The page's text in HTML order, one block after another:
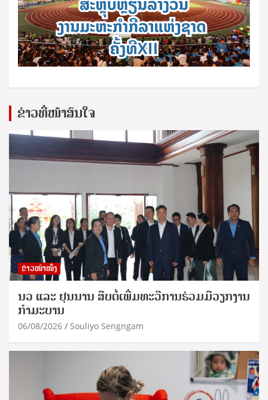
ຂ່າວທີ່ໜ້າສົນໃຈ
ຂ່າວໜ້າໜຶ່ງ
ນວ ແລະ ຢຸນນານ ສືບຕໍ່ເພີ່ມທະວີການຮ່ວມມືວຽກງານ
ກຳມະບານ
06/08/2026 Souliyo Sengngam